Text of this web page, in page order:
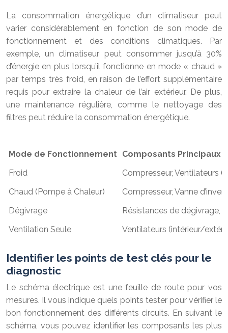
La consommation énergétique d’un climatiseur peut
varier considérablement en fonction de son mode de
fonctionnement et des conditions climatiques. Par
exemple, un climatiseur peut consommer jusqu’à 30%
d’énergie en plus lorsqu’il fonctionne en mode « chaud »
par temps très froid, en raison de l’effort supplémentaire
requis pour extraire la chaleur de l’air extérieur. De plus,
une maintenance régulière, comme le nettoyage des
filtres peut réduire la consommation énergétique.
Mode de Fonctionnement Composants Principaux
Froid
Compresseur, Ventilateurs
Chaud (Pompe à Chaleur)
Compresseur, Vanne
Dégivrage
Résistances de dégivrage,
Ventilation Seule
Ventilateurs (intérieur/
Identifier les points de test clés pour le
diagnostic
Le schéma électrique est une feuille de route pour vos
mesures. Il vous indique quels points tester pour vérifier le
bon fonctionnement des différents circuits. En suivant le
schéma, vous pouvez identifier les composants les plus